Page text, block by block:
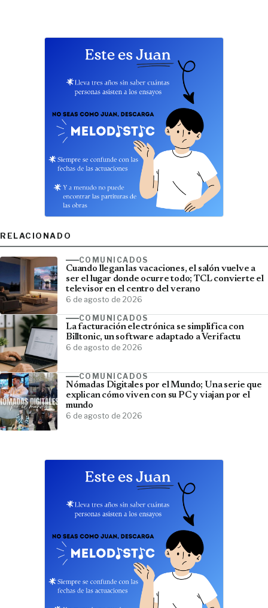
RELACIONADO
COMUNICADOS
Cuando llegan las vacaciones, el salón vuelve a
ser el lugar donde ocurre todo; TCL convierte el
televisor en el centro del verano
6 de agosto de 2026
COMUNICADOS
La facturación electrónica se simplifica con
Billtonic, un software adaptado a Verifactu
6 de agosto de 2026
COMUNICADOS
Nómadas Digitales por el Mundo; Una serie que
explican cómo viven con su PC y viajan por el
mundo
6 de agosto de 2026